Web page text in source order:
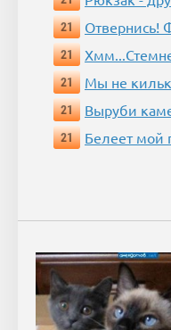
21
Отвернись!
21
21
Мы не
21
Выруби
21
Белеет мой